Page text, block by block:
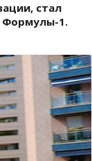
стал
Формулы-1.